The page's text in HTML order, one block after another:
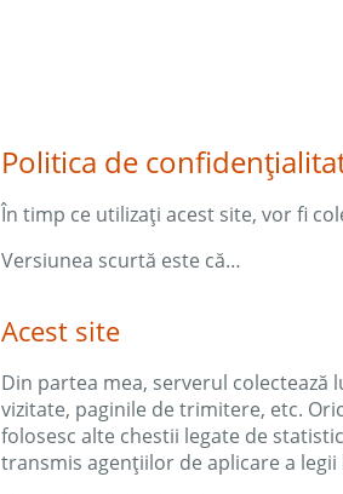
Politica de
În timp ce utilizați acest site, vor fi
Versiunea scurtă este că…
Acest site
Din partea mea, serverul
vizitate, paginile de trimitere, etc.
folosesc alte chestii legate de
transmis agențiilor de aplicare a legii